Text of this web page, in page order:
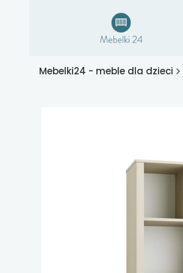
Mebelki24 - meble dla dzieci